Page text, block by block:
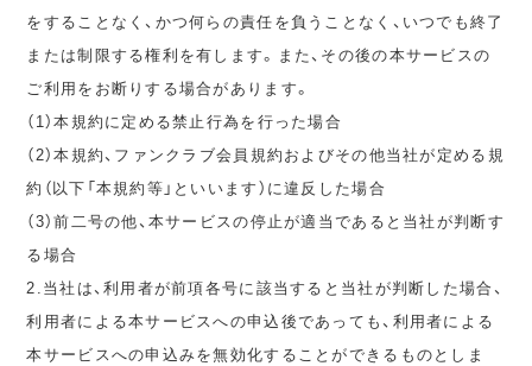
をすることなく、かつ何らの責任を負うことなく、いつでも終了
または制限する権利を有します。また、その後の本サービスの
ご利用をお断りする場合があります。
（1）本規約に定める禁止行為を行った場合
（2）本規約、ファンクラブ会員規約およびその他当社が定める規
約（以下「本規約等」といいます）に違反した場合
（3）前二号の他、本サービスの停止が適当であると当社が判断す
る場合
2.当社は、利用者が前項各号に該当すると当社が判断した場合、
利用者による本サービスへの申込後であっても、利用者による
本サービスへの申込みを無効化することができるものとしま